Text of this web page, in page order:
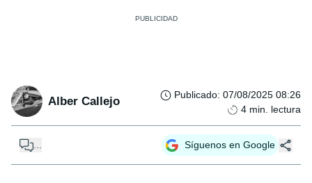
Alber Callejo Publicado: 07/08/2025 08:26
4 min. lectura
... Síguenos en Google